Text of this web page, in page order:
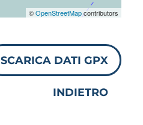
©OpenStreetMapcontributors
SCARICA DATI GPX
INDIETRO